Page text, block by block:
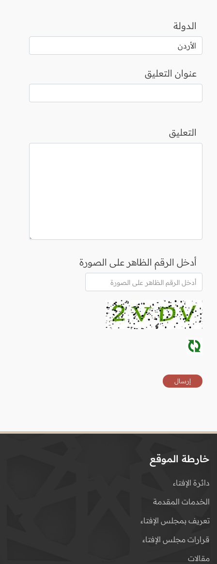
الدولة
عنوان التعليق
التعليق
أدخل الرقم الظاهر على الصورة
خارطة الموقع
دائرة الإفتاء
الخدمات المقدمة
تعريف بمجلس الإفتاء
قرارات مجلس الإفتاء
مقالات